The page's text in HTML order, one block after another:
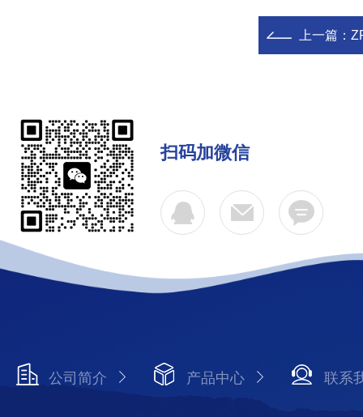
上一篇：
扫码加微信
公司简介 产品中心 联系